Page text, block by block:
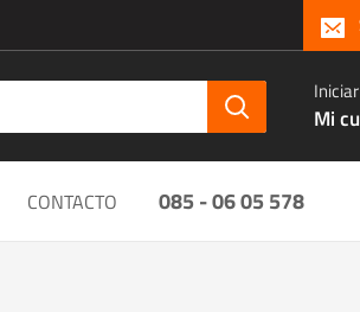
Mi
CONTACTO 085 - 06 05 578